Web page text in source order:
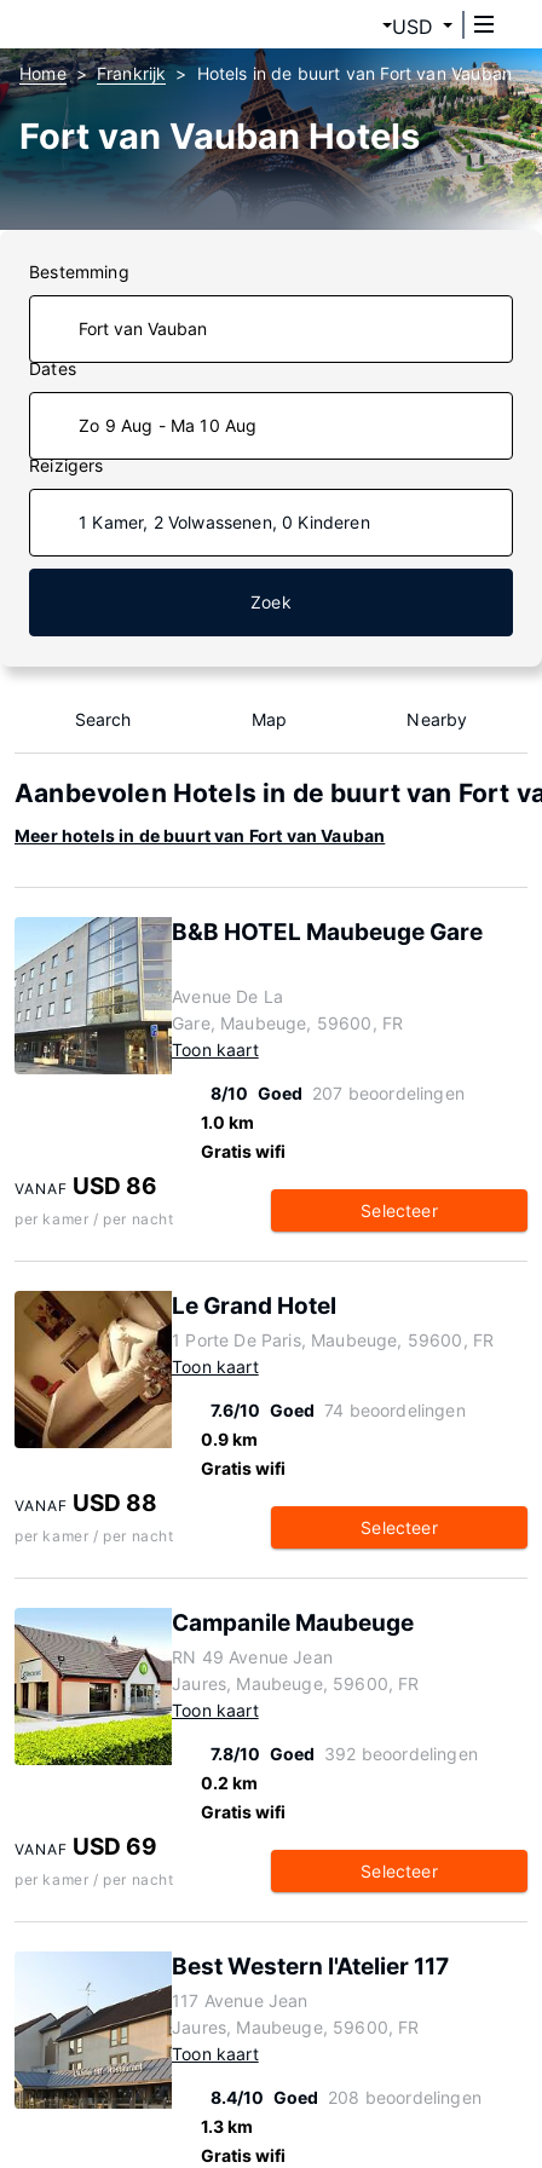
USD
Home Frankrijk Hotels in de buurt van Fort van Vauban
Fort van Vauban Hotels
Bestemming
Dates
Zo 9 Aug - Ma 10 Aug
Reizigers
1 Kamer, 2 Volwassenen, 0 Kinderen
Zoek
Search Map Nearby
Aanbevolen Hotels in de buurt van Fort
Meer hotels in de buurt van Fort van Vauban
B&B HOTEL Maubeuge Gare
Avenue De La
Gare, Maubeuge, 59600, FR
Toon kaart
8/10 Goed 207 beoordelingen
1.0 km
Gratis wifi
VANAF USD 86
per kamer / per nacht Selecteer
Le Grand Hotel
1 Porte De Paris, Maubeuge, 59600, FR
Toon kaart
7.6/10 Goed 74 beoordelingen
0.9 km
Gratis wifi
VANAF USD 88
per kamer / per nacht Selecteer
Campanile Maubeuge
RN 49 Avenue Jean
Jaures, Maubeuge, 59600, FR
Toon kaart
7.8/10 Goed 392 beoordelingen
0.2 km
Gratis wifi
VANAF USD 69
per kamer / per nacht Selecteer
Best Western l'Atelier 117
117 Avenue Jean
Jaures, Maubeuge, 59600, FR
Toon kaart
8.4/10 Goed 208 beoordelingen
1.3 km
Gratis wifi